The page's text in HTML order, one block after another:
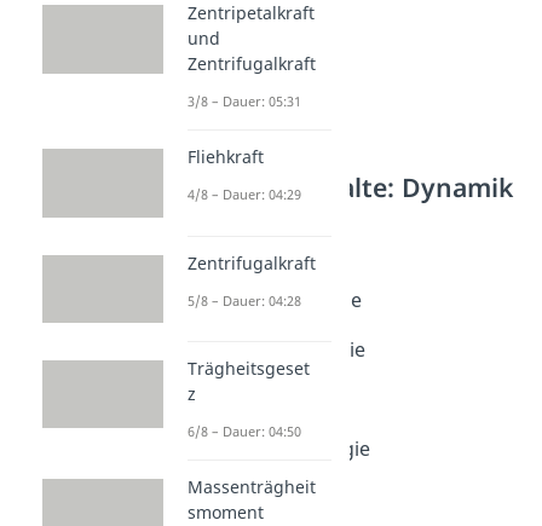
Weitere Inhalte: Dynamik
Energieformen
Dauer: 05:06
Kinetische Energie
Potentielle Energie
Dauer: 04:29
Spannenergie
Dauer: 04:33
Bewegungsenergie
Zentripetalkraft
und
Zentrifugalkraft
3/8 – Dauer: 05:31
Fliehkraft
4/8 – Dauer: 04:29
Zentrifugalkraft
5/8 – Dauer: 04:28
Trägheitsgeset
z
6/8 – Dauer: 04:50
Massenträgheit
smoment